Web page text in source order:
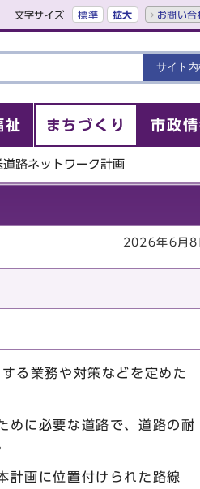
文字サイズ 標準 拡大 お問い合
祉 まちづくり 市政情
道路ネットワーク計画
2026年6月8
る業務や対策などを定めた
めに必要な道路で、道路の耐
計画に位置付けられた路線